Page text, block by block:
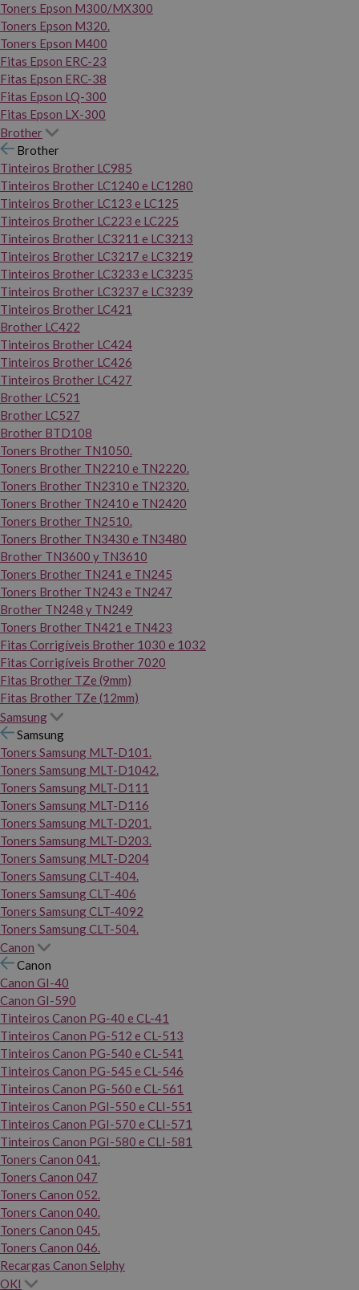
Toners Epson M300/MX300
Toners Epson M320.
Toners Epson M400
Fitas Epson ERC-23
Fitas Epson ERC-38
Fitas Epson LQ-300
Fitas Epson LX-300
Brother
Brother
Tinteiros Brother LC985
Tinteiros Brother LC1240 e LC1280
Tinteiros Brother LC123 e LC125
Tinteiros Brother LC223 e LC225
Tinteiros Brother LC3211 e LC3213
Tinteiros Brother LC3217 e LC3219
Tinteiros Brother LC3233 e LC3235
Tinteiros Brother LC3237 e LC3239
Tinteiros Brother LC421
Brother LC422
Tinteiros Brother LC424
Tinteiros Brother LC426
Tinteiros Brother LC427
Brother LC521
Brother LC527
Brother BTD108
Toners Brother TN1050.
Toners Brother TN2210 e TN2220.
Toners Brother TN2310 e TN2320.
Toners Brother TN2410 e TN2420
Toners Brother TN2510.
Toners Brother TN3430 e TN3480
Brother TN3600 y TN3610
Toners Brother TN241 e TN245
Toners Brother TN243 e TN247
Brother TN248 y TN249
Toners Brother TN421 e TN423
Fitas Corrigíveis Brother 1030 e 1032
Fitas Corrigíveis Brother 7020
Fitas Brother TZe (9mm)
Fitas Brother TZe (12mm)
Samsung
Samsung
Toners Samsung MLT-D101.
Toners Samsung MLT-D1042.
Toners Samsung MLT-D111
Toners Samsung MLT-D116
Toners Samsung MLT-D201.
Toners Samsung MLT-D203.
Toners Samsung MLT-D204
Toners Samsung CLT-404.
Toners Samsung CLT-406
Toners Samsung CLT-4092
Toners Samsung CLT-504.
Canon
Canon
Canon GI-40
Canon GI-590
Tinteiros Canon PG-40 e CL-41
Tinteiros Canon PG-512 e CL-513
Tinteiros Canon PG-540 e CL-541
Tinteiros Canon PG-545 e CL-546
Tinteiros Canon PG-560 e CL-561
Tinteiros Canon PGI-550 e CLI-551
Tinteiros Canon PGI-570 e CLI-571
Tinteiros Canon PGI-580 e CLI-581
Toners Canon 041.
Toners Canon 047
Toners Canon 052.
Toners Canon 040.
Toners Canon 045.
Toners Canon 046.
Recargas Canon Selphy
OKI